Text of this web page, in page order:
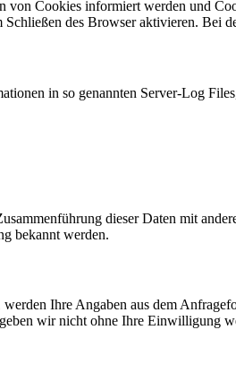
von Cookies informiert werden und
des Browser aktivieren.
in so genannten Server-Log
dieser Daten mit
bekannt werden.
Ihre Angaben aus dem
wir nicht ohne Ihre Einwilligung